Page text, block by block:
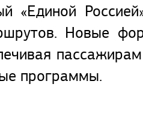
«Единой
Новые
программы.